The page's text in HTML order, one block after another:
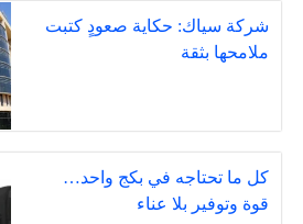
شركة سياك: حكاية صعودٍ كتبت
ملامحها بثقة
كل ما تحتاجه في بكج واحد…
قوة وتوفير بلا عناء